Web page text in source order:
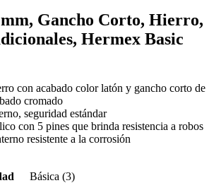
Gancho Corto, Hierro,
Hermex Basic
con acabado color latón y gancho corto de
cromado
seguridad estándar
con 5 pines que brinda resistencia a robos
resistente a la corrosión
Básica (3)